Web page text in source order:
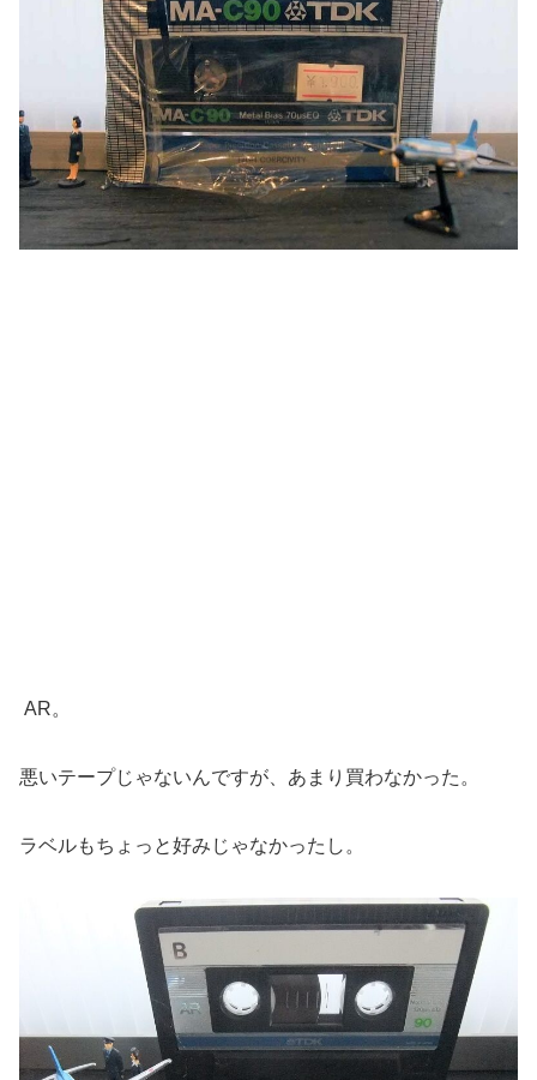
AR。
悪いテープじゃないんですが、あまり買わなかった。
ラベルもちょっと好みじゃなかったし。